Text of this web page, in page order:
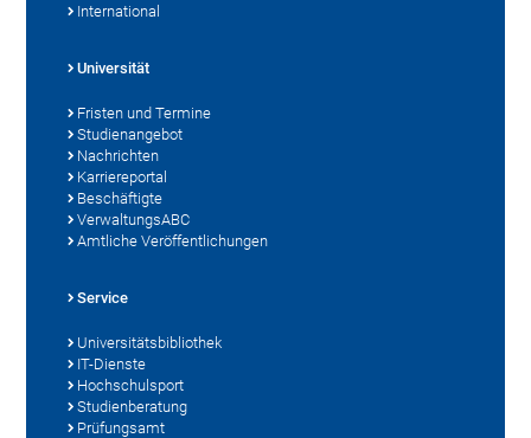
International
Universität
Fristen und Termine
Studienangebot
Nachrichten
Karriereportal
Beschäftigte
VerwaltungsABC
Amtliche Veröffentlichungen
Service
Universitätsbibliothek
IT-Dienste
Hochschulsport
Studienberatung
Prüfungsamt